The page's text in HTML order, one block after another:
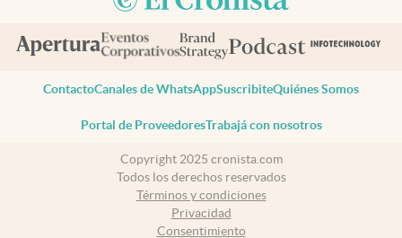
ContactoCanales de WhatsAppSuscribiteQuiénes Somos
Portal de ProveedoresTrabajá con nosotros
Copyright 2025 cronista.com
Todos los derechos reservados
Términos y condiciones
Privacidad
Consentimiento